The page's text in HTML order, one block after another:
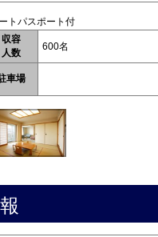
トパスポート付
収容
人数
600名
車場